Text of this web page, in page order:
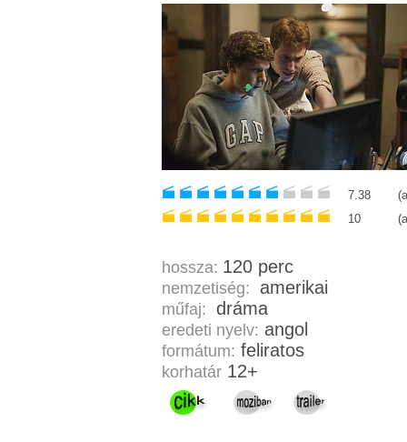
7.38
10
hossza: 120 perc
nemzetiség: amerikai
műfaj: dráma
eredeti nyelv: angol
formátum: feliratos
korhatár 12+